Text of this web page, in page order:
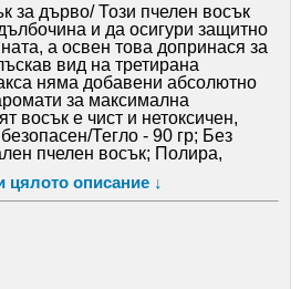
за дърво/ Този пчелен восък
и да осигури защитно
а освен това допринася за
вид на третирана
няма добавени абсолютно
за максимална
восък е чист и нетоксичен,
Тегло - 90 гр; Без
пчелен восък; Полира,
подхранва и хидратира
цялото описание ↓